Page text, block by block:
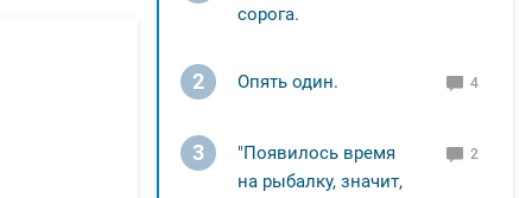
сорога.
2 Опять один. 4
3
"Появилось время
на рыбалку, значит,
2